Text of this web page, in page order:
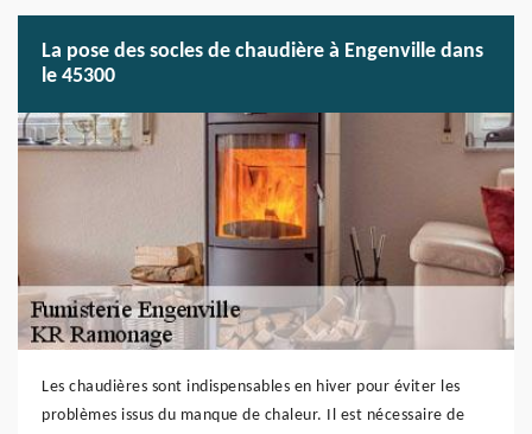
La pose des socles de chaudière à Engenville dans
le 45300
Les chaudières sont indispensables en hiver pour éviter les
problèmes issus du manque de chaleur. Il est nécessaire de